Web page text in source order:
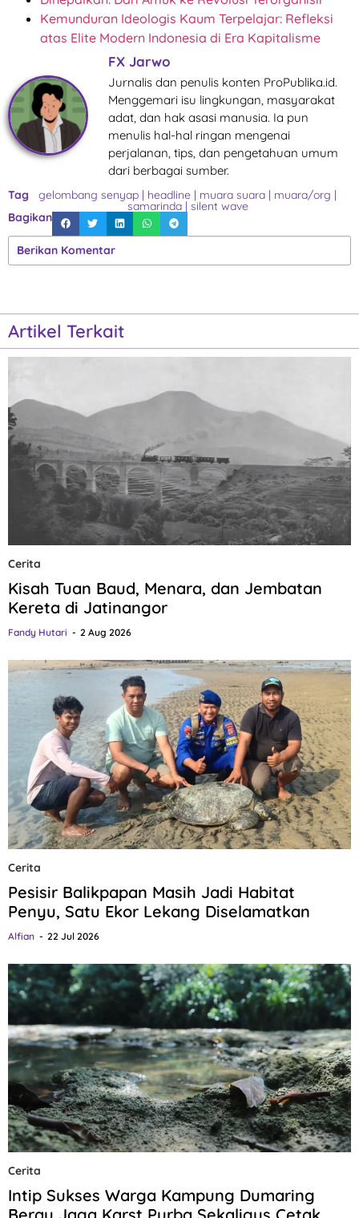
Kemunduran Ideologis Kaum Terpelajar: Refleksi
atas Elite Modern Indonesia di Era Kapitalisme
FX Jarwo
Jurnalis dan penulis konten ProPublika.id.
Menggemari isu lingkungan, masyarakat
adat, dan hak asasi manusia. Ia pun
menulis hal-hal ringan mengenai
perjalanan, tips, dan pengetahuan umum
dari berbagai sumber.
Tag gelombang senyap | headline | muara suara | muara/org |
samarinda| silent wave
Bagikan
Berikan Komentar
Artikel Terkait
Cerita
Kisah Tuan Baud, Menara, dan Jembatan
Kereta di Jatinangor
Fandy Hutari 2 Aug 2026
Cerita
Pesisir Balikpapan Masih Jadi Habitat
Penyu, Satu Ekor Lekang Diselamatkan
Alfian 22 Jul 2026
Cerita
Intip Sukses Warga Kampung Dumaring